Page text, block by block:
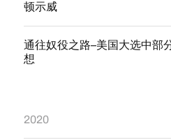
顿示威
通往奴役之路–美国大选中部
想
2020